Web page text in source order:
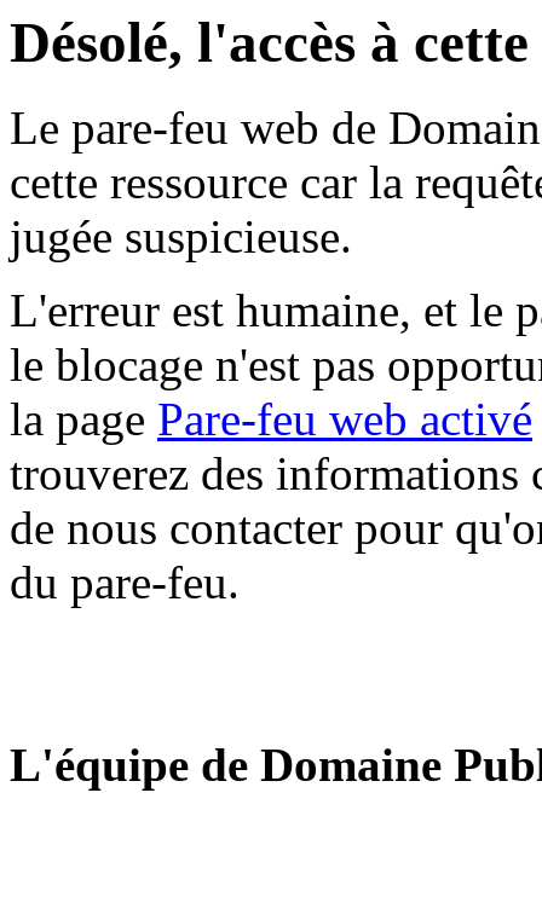
Désolé, l'accès à
Le pare-feu web de
cette ressource car la
jugée suspicieuse.
L'erreur est humaine, et le
le blocage n'est pas
la page Pare-feu web activé
trouverez des informations
de nous contacter pour
du pare-feu.
L'équipe de Domaine